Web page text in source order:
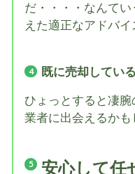
だ・・・・なんて
えた適正なアドバイ
既に売却してい
ひょっとすると凄
業者に出会えるかも
安心して任